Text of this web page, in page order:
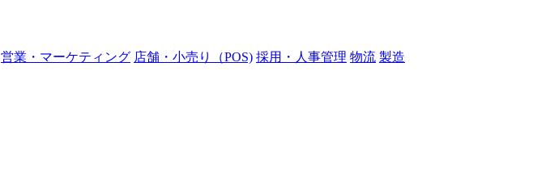
営業・マーケティング 店舗・小売り（POS) 採用・人事管理 物流 製造